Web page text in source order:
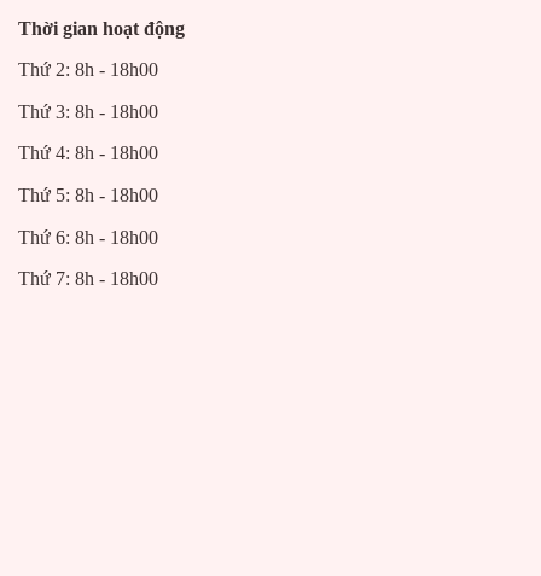
Thời gian hoạt động
Thứ 2: 8h - 18h00
Thứ 3: 8h - 18h00
Thứ 4: 8h - 18h00
Thứ 5: 8h - 18h00
Thứ 6: 8h - 18h00
Thứ 7: 8h - 18h00